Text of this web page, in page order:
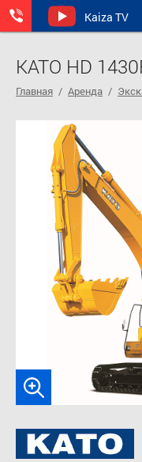
Kaiza TV
КАТО HD
Главная / Аренда /